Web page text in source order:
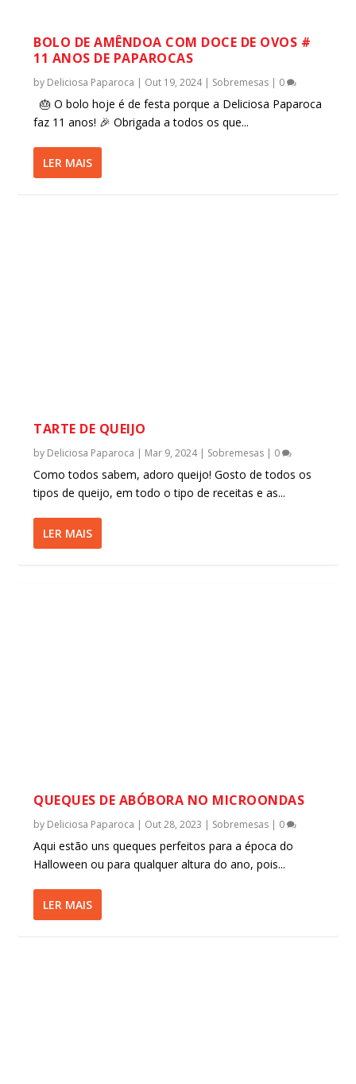
BOLO DE AMÊNDOA COM DOCE DE OVOS #
11 ANOS DE PAPAROCAS
by Deliciosa Paparoca | Out 19, 2024| Sobremesas | 0
🎂 O bolo hoje é de festa porque a Deliciosa Paparoca
faz 11 anos! 🎉 Obrigada a todos os que...
LER MAIS
TARTE DE QUEIJO
by Deliciosa Paparoca | Mar 9, 2024| Sobremesas | 0
Como todos sabem, adoro queijo! Gosto de todos os
tipos de queijo, em todo o tipo de receitas e as...
LER MAIS
QUEQUES DE ABÓBORA NO MICROONDAS
by Deliciosa Paparoca | Out 28, 2023 | Sobremesas | 0
Aqui estão uns queques perfeitos para a época do
Halloween ou para qualquer altura do ano, pois...
LER MAIS